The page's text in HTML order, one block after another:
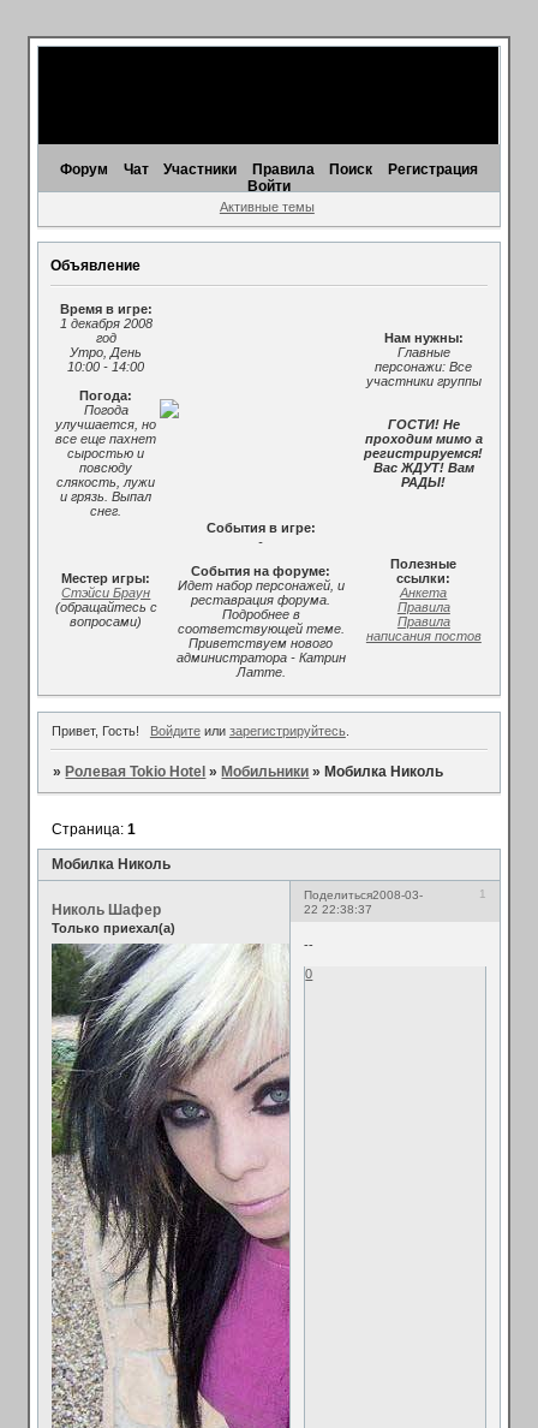
Форум Чат Участники Правила Поиск
Регистрация
Войти
Активные темы
Объявление
Время в игре:
1 декабря 2008
год
Утро, День
10:00 - 14:00
Погода:
Погода
улучшается, но
все еще пахнет
сыростью и
повсюду
слякость, лужи
и грязь. Выпал
снег.
Нам нужны:
Главные
персонажи: Все
участники группы
ГОСТИ! Не
проходим мимо а
регистрируемся!
Вас ЖДУТ! Вам
РАДЫ!
Местер игры:
Стэйси Браун
(обращайтесь с
вопросами)
События в игре:
-
События на форуме:
Идет набор персонажей, и
реставрация форума.
Подробнее в
соответствующей теме.
Приветствуем нового
администратора - Катрин
Латте.
Полезные
ссылки:
Анкета
Правила
Правила
написания постов
Привет, Гость! Войдитеили зарегистрируйтесь.
» Ролевая Tokio Hotel » Мобильники » Мобилка Николь
Мобилка Николь
Страница:1
Поделиться 1
2008-03-
22 22:38:37
Николь Шафер
Только приехал(а)
--
0